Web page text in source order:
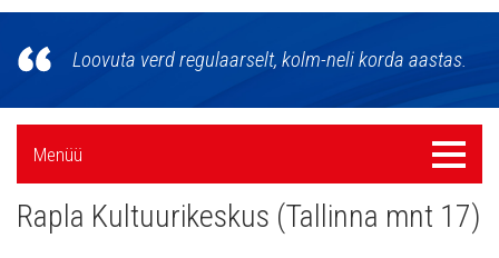
Põhja-
Eesti
Regionaalhaigla
Verekeskus
Loovuta verd regulaarselt, kolm-neli korda aastas.
Külgpaani
navigatsioon
Menüü
Menüü
Rapla Kultuurikeskus (Tallinna mnt 17)